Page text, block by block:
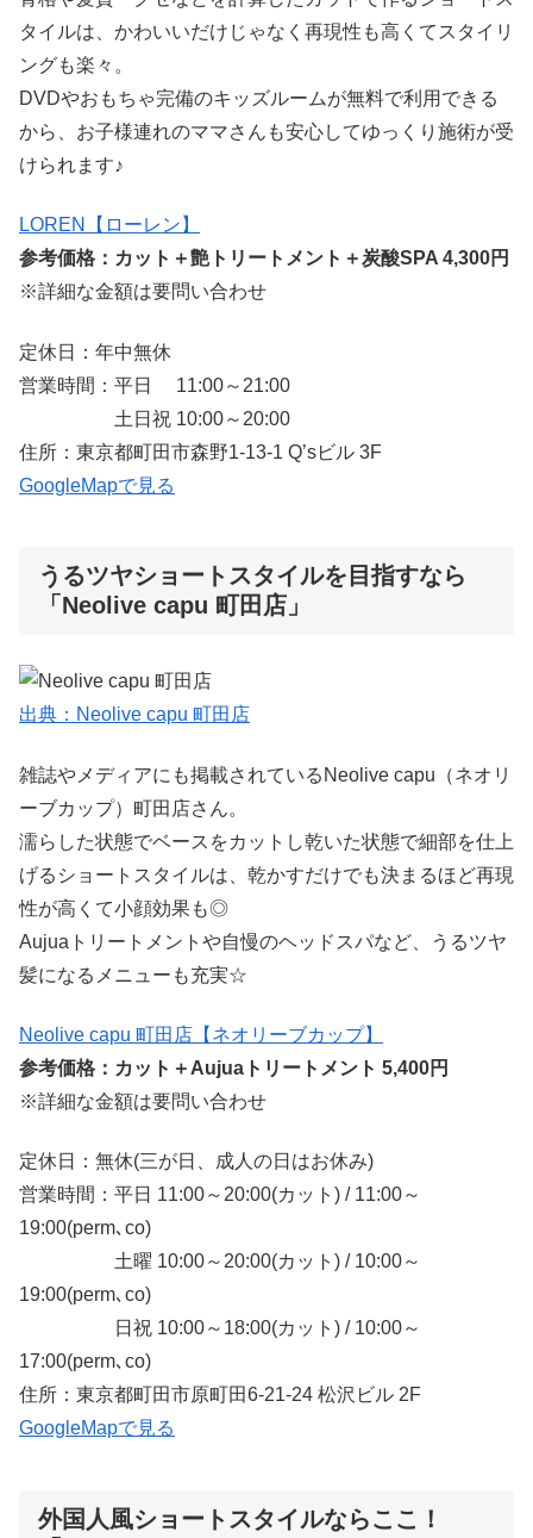
タイルは、かわいいだけじゃなく再現性も高くてスタイリ
ングも楽々。
DVDやおもちゃ完備のキッズルームが無料で利用できる
から、お子様連れのママさんも安心してゆっくり施術が受
けられます♪
LOREN【ローレン】
参考価格：カット＋艶トリートメント＋炭酸SPA 4,300円
※詳細な金額は要問い合わせ
定休日：年中無休
営業時間：平日 11:00～21:00
土日祝 10:00～20:00
住所：東京都町田市森野1-13-1 Q’sビル 3F
GoogleMapで見る
うるツヤショートスタイルを目指すなら
「Neolive capu 町田店」
出典：Neolive capu 町田店
雑誌やメディアにも掲載されているNeolive capu（ネオリ
ーブカップ）町田店さん。
濡らした状態でベースをカットし乾いた状態で細部を仕上
げるショートスタイルは、乾かすだけでも決まるほど再現
性が高くて小顔効果も◎
Aujuaトリートメントや自慢のヘッドスパなど、うるツヤ
髪になるメニューも充実☆
Neolive capu 町田店【ネオリーブカップ】
参考価格：カット＋Aujuaトリートメント 5,400円
※詳細な金額は要問い合わせ
定休日：無休(三が日、成人の日はお休み)
営業時間：平日 11:00～20:00(カット) / 11:00～
19:00(perm､co)
土曜 10:00～20:00(カット) / 10:00～
19:00(perm､co)
日祝 10:00～18:00(カット) / 10:00～
17:00(perm､co)
住所：東京都町田市原町田6-21-24 松沢ビル 2F
GoogleMapで見る
外国人風ショートスタイルならここ！